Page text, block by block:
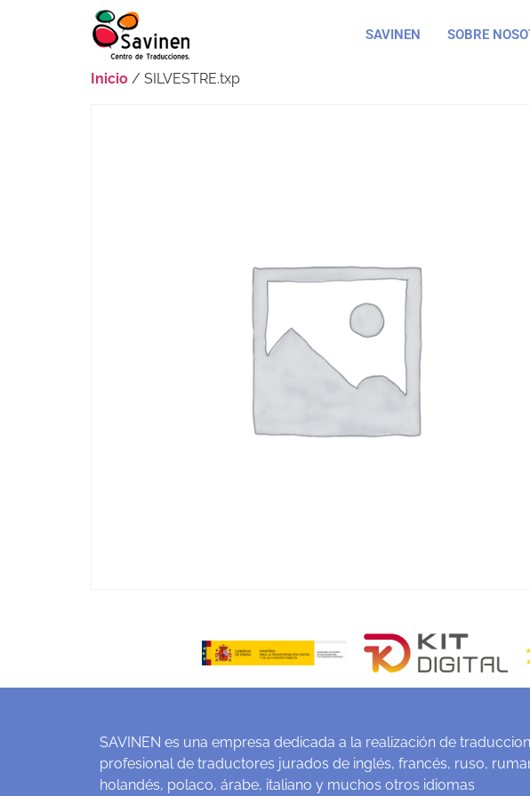
SAVINEN SOBRE
Inicio / SILVESTRE.txp
SAVINEN es una empresa dedicada a la realización de
profesional de traductores jurados de inglés, francés, ruso,
holandés, polaco, árabe, italiano y muchos otros idiomas